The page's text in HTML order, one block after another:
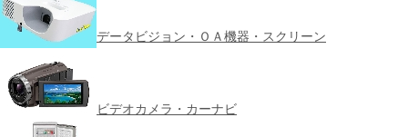
データビジョン・ＯＡ機器・スクリーン
ビデオカメラ・カーナビ